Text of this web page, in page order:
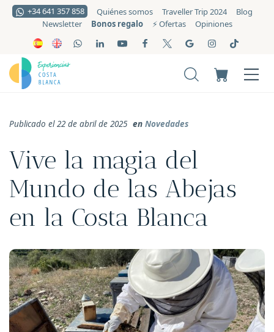
+34 641 357 858 Quiénes somos Traveller Trip 2024
Blog
Newsletter
Bonos regalo ⚡️ Ofertas Opiniones
Publicado el 22 de abril de 2025 en Novedades
Vive la magia del
Mundo de las Abejas
en la Costa Blanca